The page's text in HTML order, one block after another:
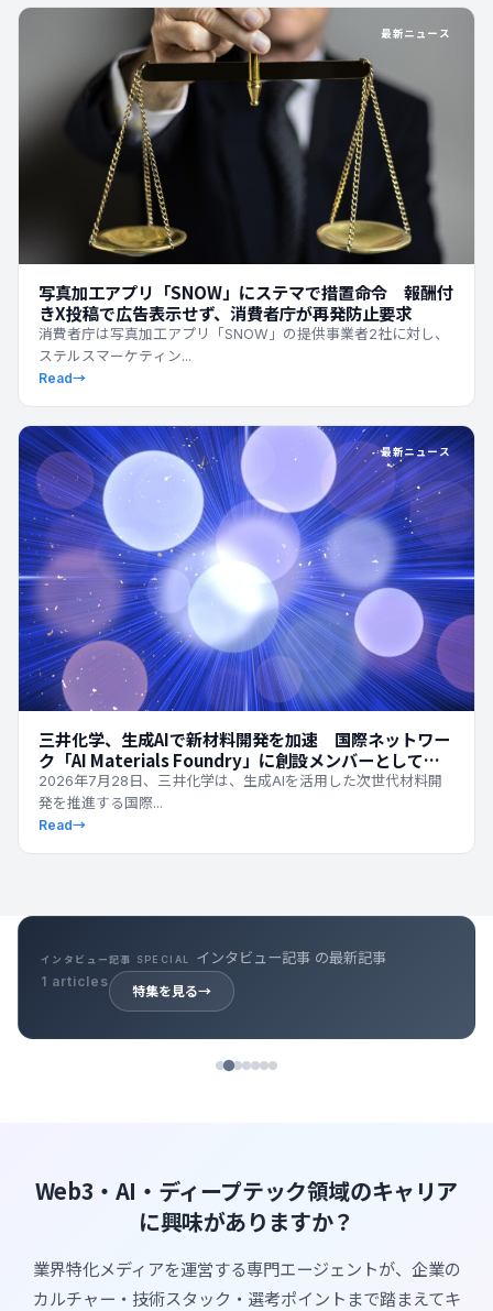
最新ニュース
写真加工アプリ「SNOW」にステマで措置命令 報酬付
きX投稿で広告表示せず、消費者庁が再発防止要求
消費者庁は写真加工アプリ「SNOW」の提供事業者2社に対し、
ステルスマーケティン...
Read→
最新ニュース
三井化学、生成AIで新材料開発を加速 国際ネットワー
ク「AI Materials Foundry」に創設メンバーとして参
画
2026年7月28日、三井化学は、生成AIを活用した次世代材料開
発を推進する国際...
Read→
キャリア記事 SPECIAL キャリア記事 の最新記事
39 articles
特集を見る→
Web3・AI・ディープテック領域のキャリア
に興味がありますか？
業界特化メディアを運営する専門エージェントが、企業の
カルチャー・技術スタック・選考ポイントまで踏まえてキ